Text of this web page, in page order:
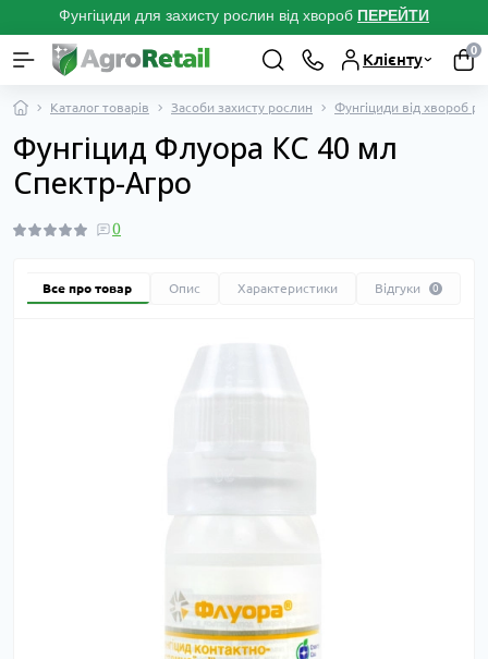
Фунгіциди для захисту рослин від хвороб ПЕРЕЙТИ
Клієнту
0
Каталог товарів Засоби захисту рослин Фунгіциди від хвороб
Фунгіцид Флуора КС 40 мл
Спектр-Агро
0
Все про товар Опис Характеристики Відгуки 0